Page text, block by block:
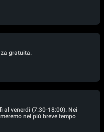
gratuita.
al venerdì (7:30-18:00). Nei
nel più breve tempo